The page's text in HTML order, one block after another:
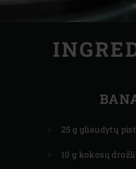
25 g gliaudytų
10 g kokosų